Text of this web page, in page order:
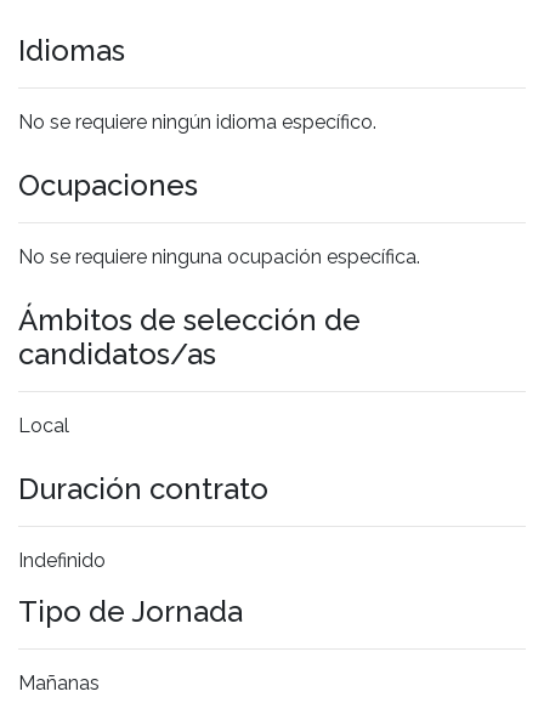
Idiomas
No se requiere ningún idioma específico.
Ocupaciones
No se requiere ninguna ocupación específica.
Ámbitos de selección de
candidatos/as
Local
Duración contrato
Indefinido
Tipo de Jornada
Mañanas